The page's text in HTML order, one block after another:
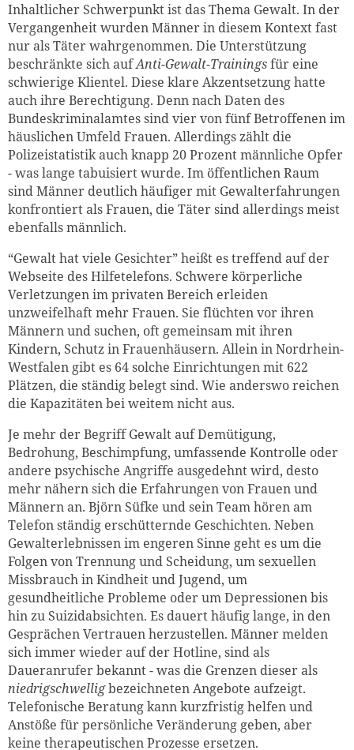
Inhaltlicher Schwerpunkt ist das Thema Gewalt. In der
Vergangenheit wurden Männer in diesem Kontext fast
nur als Täter wahrgenommen. Die Unterstützung
beschränkte sich aufAnti-Gewalt-Trainingsfür eine
schwierige Klientel. Diese klare Akzentsetzung hatte
auch ihre Berechtigung. Denn nach Daten des
Bundeskriminalamtes sind vier von fünf Betroffenen im
häuslichen Umfeld Frauen. Allerdings zählt die
Polizeistatistik auch knapp 20 Prozent männliche Opfer
- was lange tabuisiert wurde. Im öffentlichen Raum
sind Männer deutlich häufiger mit Gewalterfahrungen
konfrontiert als Frauen, die Täter sind allerdings meist
ebenfalls männlich.
“Gewalt hat viele Gesichter” heißt es treffend auf der
Webseite des Hilfetelefons. Schwere körperliche
Verletzungen im privaten Bereich erleiden
unzweifelhaft mehr Frauen. Sie flüchten vor ihren
Männern und suchen, oft gemeinsam mit ihren
Kindern, Schutz in Frauenhäusern. Allein in Nordrhein-
Westfalen gibt es 64 solche Einrichtungen mit 622
Plätzen, die ständig belegt sind. Wie anderswo reichen
die Kapazitäten bei weitem nicht aus.
Je mehr der Begriff Gewalt auf Demütigung,
Bedrohung, Beschimpfung, umfassende Kontrolle oder
andere psychische Angriffe ausgedehnt wird, desto
mehr nähern sich die Erfahrungen von Frauen und
Männern an. Björn Süfke und sein Team hören am
Telefon ständig erschütternde Geschichten. Neben
Gewalterlebnissen im engeren Sinne geht es um die
Folgen von Trennung und Scheidung, um sexuellen
Missbrauch in Kindheit und Jugend, um
gesundheitliche Probleme oder um Depressionen bis
hin zu Suizidabsichten. Es dauert häufig lange, in den
Gesprächen Vertrauen herzustellen. Männer melden
sich immer wieder auf der Hotline, sind als
Daueranrufer bekannt - was die Grenzen dieser als
niedrigschwelligbezeichneten Angebote aufzeigt.
Telefonische Beratung kann kurzfristig helfen und
Anstöße für persönliche Veränderung geben, aber
keine therapeutischen Prozesse ersetzen.